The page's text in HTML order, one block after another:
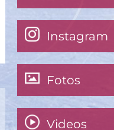
Instagram
Fotos
Videos